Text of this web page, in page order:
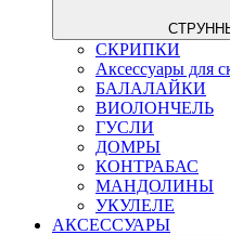
СКРИПКИ
Аксессуары для
БАЛАЛАЙКИ
ВИОЛОНЧЕЛЬ
ГУСЛИ
ДОМРЫ
КОНТРАБАС
МАНДОЛИНЫ
УКУЛЕЛЕ
АКСЕССУАРЫ